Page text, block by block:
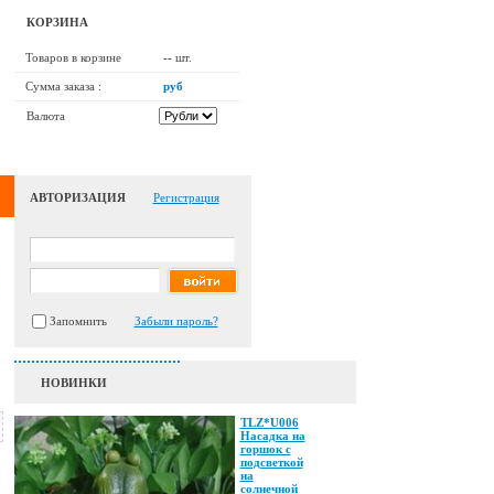
КОРЗИНА
Товаров в корзине --шт.
Сумма заказа : руб
Валюта
АВТОРИЗАЦИЯ Регистрация
Запомнить Забыли пароль?
НОВИНКИ
TLZ*U006
Насадка на
горшок с
подсветкой
на
солнечной